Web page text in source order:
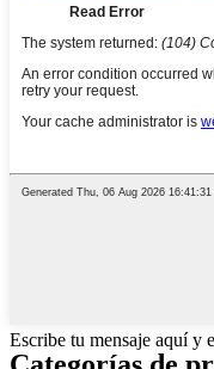
Escribe tu mensaje aquí y